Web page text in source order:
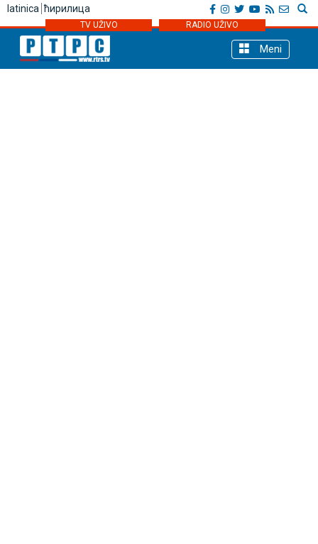
latinica ћирилица
TV UŽIVO RADIO UŽIVO
Meni